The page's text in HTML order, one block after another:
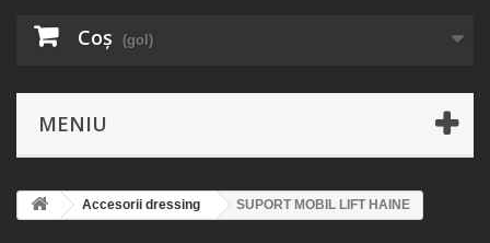
Coş (gol)
MENIU
Accesorii dressing SUPORT MOBIL LIFT HAINE